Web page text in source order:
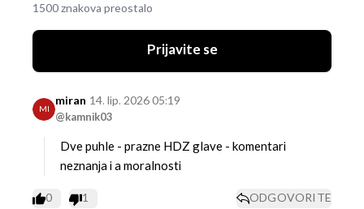
1500 znakova preostalo
Prijavite se
MI
miran
@kamnik03
14. lip. 2026 05:19
Dve puhle - prazne HDZ glave - komentari
neznanja i a moralnosti
0 1 ODGOVORITE